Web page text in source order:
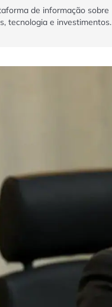
de informação sobre
tecnologia e investimentos.